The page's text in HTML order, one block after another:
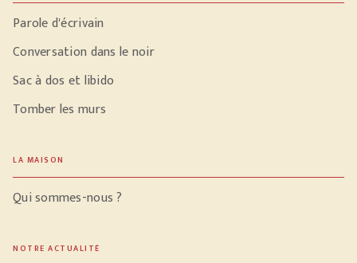
Parole d'écrivain
Conversation dans le noir
Sac à dos et libido
Tomber les murs
LA MAISON
Qui sommes-nous ?
NOTRE ACTUALITÉ